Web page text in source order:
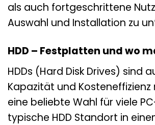
als auch fortgeschrittene
Auswahl und Installation zu
HDD – Festplatten und wo
HDDs (Hard Disk Drives) sind
Kapazität und
eine beliebte Wahl für viele
typische HDD Standort in